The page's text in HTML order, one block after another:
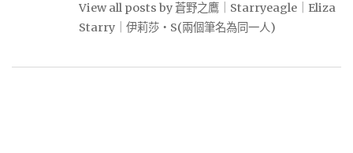
View all posts by 蒼野之鷹｜Starryeagle｜Eliza
Starry｜伊莉莎・S(兩個筆名為同一人)